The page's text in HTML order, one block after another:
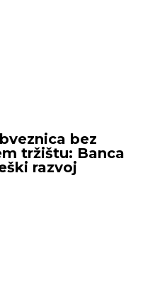
bez
tržištu: Banca
razvoj